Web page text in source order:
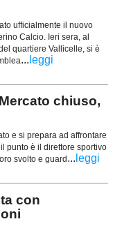
ufficialmente il nuovo
Calcio. Ieri sera, al
quartiere Vallicelle, si è
... leggi
chiuso,
e si prepara ad affrontare
punto è il direttore sportivo
svolto e guard... leggi
con